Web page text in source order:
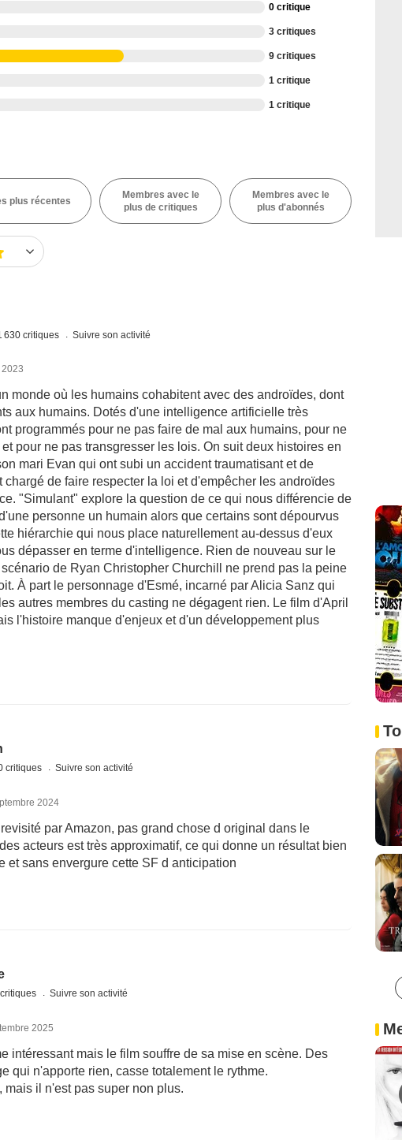
0 critique
3 critiques
9 critiques
1 critique
1 critique
plus récentes
Membres avec le
plus de critiques
Membres avec le
plus d'abonnés
630 critiques Suivre son activité
monde où les humains cohabitent avec des androïdes, dont
aux humains. Dotés d'une intelligence artificielle très
programmés pour ne pas faire de mal aux humains, pour ne
pour ne pas transgresser les lois. On suit deux histoires en
mari Evan qui ont subi un accident traumatisant et de
chargé de faire respecter la loi et d'empêcher les androïdes
"Simulant" explore la question de ce qui nous différencie de
personne un humain alors que certains sont dépourvus
hiérarchie qui nous place naturellement au-dessus d'eux
dépasser en terme d'intelligence. Rien de nouveau sur le
de Ryan Christopher Churchill ne prend pas la peine
À part le personnage d'Esmé, incarné par Alicia Sanz qui
autres membres du casting ne dégagent rien. Le film d'April
l'histoire manque d'enjeux et d'un développement plus
critiques Suivre son activité
2024
par Amazon, pas grand chose d original dans le
acteurs est très approximatif, ce qui donne un résultat bien
et sans envergure cette SF d anticipation
Suivre son activité
2025
intéressant mais le film souffre de sa mise en scène. Des
qui n'apporte rien, casse totalement le rythme.
il n'est pas super non plus.